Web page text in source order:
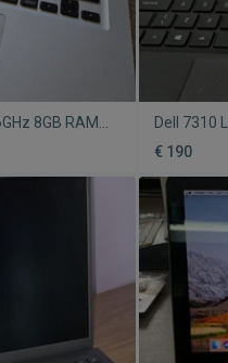
8GB RAM
Dell 7310
€ 190